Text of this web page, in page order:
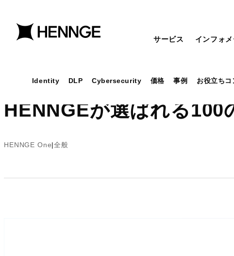
サービス インフォ
Identity DLP Cybersecurity 価格 事例 お役立ちコ
HENNGEが選ばれる100
HENNGE One 全般